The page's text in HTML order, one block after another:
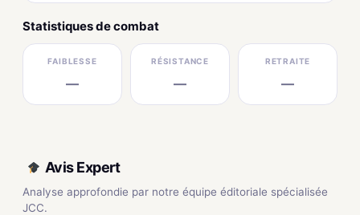
Statistiques de combat
FAIBLESSE
—
RÉSISTANCE
—
RETRAITE
—
Avis Expert
Analyse approfondie par notre équipe éditoriale spécialisée
JCC.